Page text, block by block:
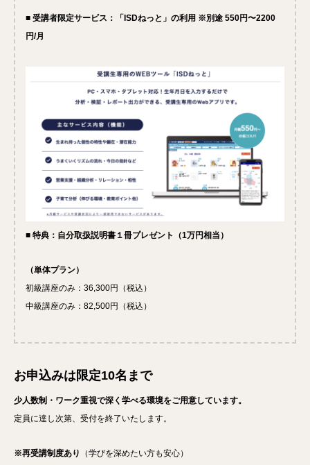
■ 受講者限定サービス：「ISDねっと」の利用 ※別途 550円〜2200
円/月
■ 特典：自分取扱説明書１冊プレゼント（1万円相当）
（単体プラン）
初級講座のみ：36,300円（税込）
中級講座のみ：82,500円（税込）
お申込みは限定10名まで
少人数制・ワーク重視で深く学べる環境をご用意しています。
定員に達し次第、受付を終了いたします。
※再受講制度あり （学びを深めたい方も安心）